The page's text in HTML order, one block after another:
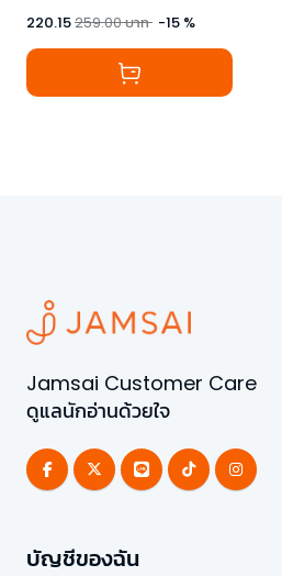
220.15259.00บาท -15 %
Jamsai Customer Care
ดูแลนักอ่านด้วยใจ
บัญชีของฉัน